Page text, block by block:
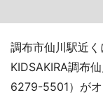
調布市仙川駅近
KIDSAKIRA調布
6279-5501）がオ